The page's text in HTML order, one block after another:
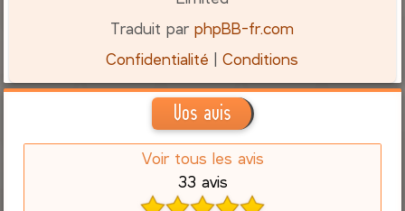
Traduit parphpBB-fr.com
Confidentialité |Conditions
Vos avis
Voir tous les avis
33 avis